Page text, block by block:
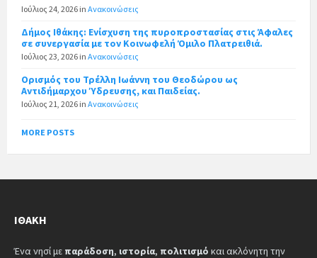
Ιούλιος 24, 2026 in Ανακοινώσεις
Δήμος Ιθάκης: Ενίσχυση της πυροπροστασίας στις Άφαλες
σε συνεργασία με τον Κοινωφελή Όμιλο Πλατρειθιά.
Ιούλιος 23, 2026 in Ανακοινώσεις
Ορισμός του Τρέλλη Ιωάννη του Θεοδώρου ως
Αντιδήμαρχου Ύδρευσης, και Παιδείας.
Ιούλιος 21, 2026 in Ανακοινώσεις
MORE POSTS
ΙΘΆΚΗ
Ένα νησί με παράδοση, ιστορία, πολιτισμό και ακλόνητη την